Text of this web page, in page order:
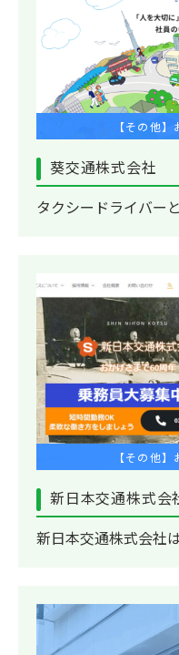
【その他
葵交通株式会社
タクシードライバー
【その他
新日本交通株式会
新日本交通株式会社